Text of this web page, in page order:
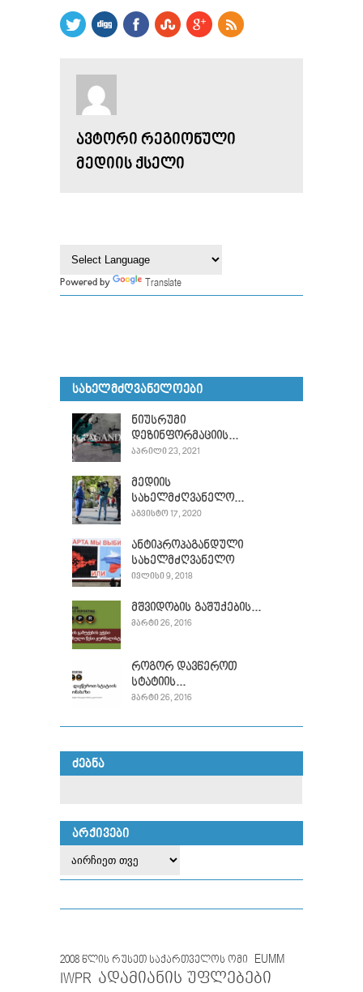
ᲐᲕᲢᲝᲠᲘ ᲠᲔᲒᲘᲝᲜᲣᲚᲘ
ᲛᲔᲓᲘᲘᲡ ᲥᲡᲔᲚᲘ
Powered by Translate
ᲡᲐᲮᲔᲚᲛᲫᲦᲕᲐᲜᲔᲚᲝᲔᲑᲘ
ნიუსრუმი
დეზინფორმაციის...
ᲐᲞᲠᲘᲚᲘ 23, 2021
მედიის
სახელმძღვანელო...
ᲐᲒᲕᲘᲡᲢᲝ 17, 2020
ანტიპროპაგანდული
სახელმძღვანელო
ᲘᲕᲚᲘᲡᲘ 9, 2018
მშვიდობის გაშუქების...
ᲛᲐᲠᲢᲘ 26, 2016
როგორ დავწეროთ
სტატიის...
ᲛᲐᲠᲢᲘ 26, 2016
ᲫᲔᲑᲜᲐ
ᲐᲠᲥᲘᲕᲔᲑᲘ
2008 წლის რუსეთ საქართველოს ომი EUMM
IWPR ადამიანის უფლებები